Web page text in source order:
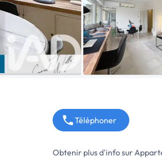
Téléphoner
Obtenir plus d'info sur